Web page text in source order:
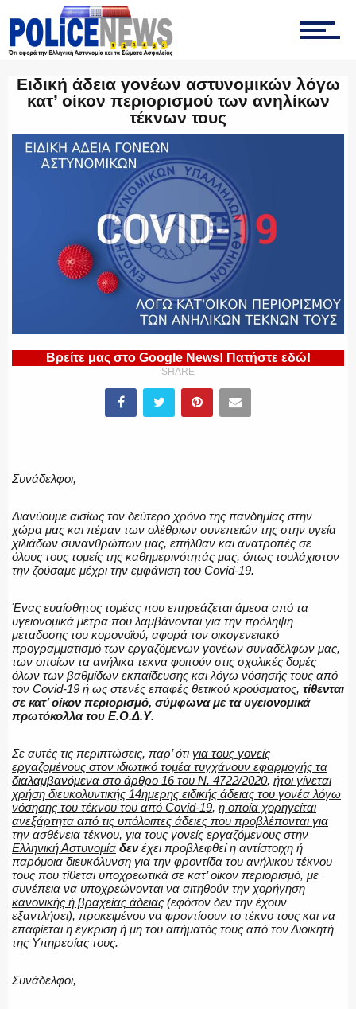
ΟΠΚΕ
ΟΜΑΔΑ “Ζ”
ΥΑΤ/ΥΜΕΤ
ΕΝΟΠΛΕΣ ΔΥΝΑΜΕΙΣ
ΕΚΑΒ
Η ΦΩΝΗ ΣΟΥ
ΟΠΛΑ/ΕΞΟΠΛΙΣΜΟΣ
Ειδική άδεια γονέων αστυνομικών λόγω
κατ’ οίκον περιορισμού των ανηλίκων
τέκνων τους
Βρείτε μας στο Google News! Πατήστε εδώ!
SHARE
Συνάδελφοι,
Διανύουμε αισίως τον δεύτερο χρόνο της πανδημίας στην
χώρα μας και πέραν των ολέθριων συνεπειών της στην υγεία
χιλιάδων συνανθρώπων μας, επήλθαν και ανατροπές σε
όλους τους τομείς της καθημερινότητάς μας, όπως τουλάχιστον
την ζούσαμε μέχρι την εμφάνιση του Covid-19.
Ένας ευαίσθητος τομέας που επηρεάζεται άμεσα από τα
υγειονομικά μέτρα που λαμβάνονται για την πρόληψη
μεταδοσης του κορονοϊού, αφορά τον οικογενειακό
προγραμματισμό των εργαζόμενων γονέων συναδέλφων μας,
των οποίων τα ανήλικα τεκνα φοιτούν στις σχολικές δομές
όλων των βαθμίδων εκπαίδευσης και λόγω νόσησής τους από
τον Covid-19 ή ως στενές επαφές θετικού κρούσματος, τίθενται
σε κατ’ οίκον περιορισμό, σύμφωνα με τα υγειονομικά
πρωτόκολλα του Ε.Ο.Δ.Υ.
Σε αυτές τις περιπτώσεις, παρ’ ότι για τους γονείς
εργαζομένους στον ιδιωτικό τομέα τυγχάνουν εφαρμογής τα
διαλαμβανόμενα στο άρθρο 16 του Ν. 4722/2020, ήτοι γίνεται
χρήση διευκολυντικής 14ημερης ειδικής άδειας του γονέα λόγω
νόσησης του τέκνου του από Covid-19, η οποία χορηγείται
ανεξάρτητα από τις υπόλοιπες άδειες που προβλέπονται για
την ασθένεια τέκνου, για τους γονείς εργαζόμενους στην
Ελληνική Αστυνομία δενέχει προβλεφθεί η αντίστοιχη ή
παρόμοια διευκόλυνση για την φροντίδα του ανήλικου τέκνου
τους που τίθεται υποχρεωτικά σε κατ’ οίκον περιορισμό, με
συνέπεια να υποχρεώνονται να αιτηθούν την χορήγηση
κανονικής ή βραχείας άδειας (εφόσον δεν την έχουν
εξαντλήσει), προκειμένου να φροντίσουν το τέκνο τους και να
επαφίεται η έγκριση ή μη του αιτήματός τους από τον Διοικητή
της Υπηρεσίας τους.
Συνάδελφοι,